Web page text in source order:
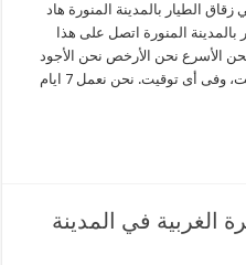
الطيار بالمدينة المنورة هاد
المنورة اتصل على هذا
نحن الأفضل نحن الأسرع نحن الأرخص نحن الأجود
نصلك فى اقصى سرعة ممكنة، أينما كنت، وفى أى توقيت. نحن نعمل 7 ايام
في المدينة